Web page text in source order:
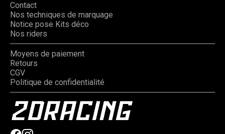
Contact
Nos techniques de marquage
Notice pose Kits déco
Nos riders
Moyens de paiement
Retours
CGV
Politique de confidentialité